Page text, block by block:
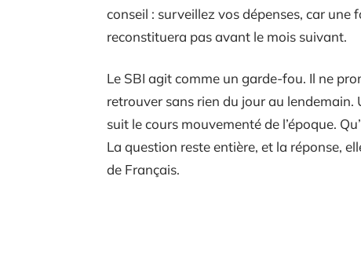
conseil : surveillez vos dépenses, car une
reconstituera pas avant le mois suivant.
Le SBI agit comme un garde-fou. Il ne
retrouver sans rien du jour au
suit le cours mouvementé de l’époque.
La question reste entière, et la réponse,
de Français.